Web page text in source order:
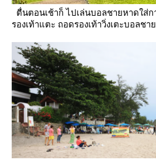
ตื่นตอนเช้าก็ ไปเล่นบอลชายหาดใส่ก
รองเท้าแตะ ถอดรองเท้าวิ่งเตะบอลชา